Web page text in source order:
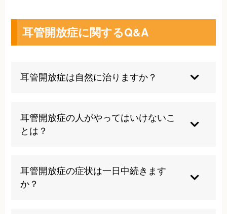
耳管開放症に関するQ&A
耳管開放症は自然に治りますか？
ります。特に急激なダイエットや脱水が原因の場
合、体重が戻ったり水分摂取が適切になれば症状
が軽減することがあります。しかし、多くの場合
耳管開放症の人がやってはいけないこ
とは？
なるように感じても、中耳炎などの合併症につな
がります。また、過度のダイエットや脱水を引き
耳管開放症の症状は一日中続きます
か？